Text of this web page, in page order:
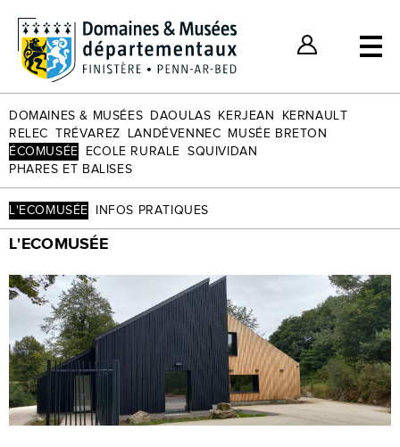
Nos bons plans
Espace Client
DOMAINES & MUSÉES DAOULAS KERJEAN
KERNAULT
RELEC TRÉVAREZ LANDÉVENNEC
MUSÉE BRETON
ÉCOMUSÉE
ECOLE RURALE SQUIVIDAN
PHARES ET BALISES
L'ECOMUSÉE INFOS PRATIQUES
L'ECOMUSÉE